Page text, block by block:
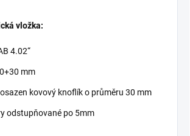
vložka:
4.02“
mm
kovový knoflík o průměru 30 mm
odstupňované po 5mm